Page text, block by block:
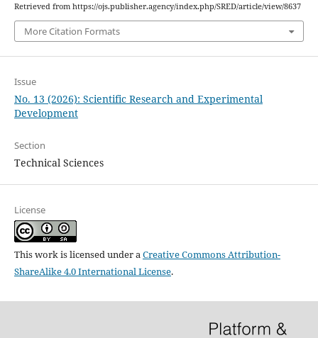
Retrieved from https://ojs.publisher.agency/index.php/SRED/article/view/8637
More Citation Formats
Issue
No. 13 (2026): Scientific Research and Experimental
Development
Section
Technical Sciences
License
This work is licensed under aCreative Commons Attribution-
ShareAlike 4.0 International License.